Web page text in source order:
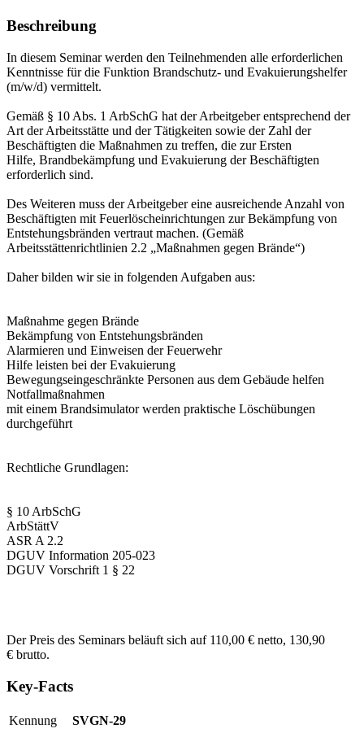
Beschreibung
In diesem Seminar werden den Teilnehmenden alle erforderlichen
Kenntnisse für die Funktion Brandschutz- und Evakuierungshelfer
(m/w/d) vermittelt.
Gemäß § 10 Abs. 1 ArbSchG hat der Arbeitgeber entsprechend der
Art der Arbeitsstätte und der Tätigkeiten sowie der Zahl der
Beschäftigten die Maßnahmen zu treffen, die zur Ersten
Hilfe, Brandbekämpfung und Evakuierung der Beschäftigten
erforderlich sind.
Des Weiteren muss der Arbeitgeber eine ausreichende Anzahl von
Beschäftigten mit Feuerlöscheinrichtungen zur Bekämpfung von
Entstehungsbränden vertraut machen. (Gemäß
Arbeitsstättenrichtlinien 2.2 „Maßnahmen gegen Brände“)
Daher bilden wir sie in folgenden Aufgaben aus:
Maßnahme gegen Brände
Bekämpfung von Entstehungsbränden
Alarmieren und Einweisen der Feuerwehr
Hilfe leisten bei der Evakuierung
Bewegungseingeschränkte Personen aus dem Gebäude helfen
Notfallmaßnahmen
mit einem Brandsimulator werden praktische Löschübungen
durchgeführt
Rechtliche Grundlagen:
§ 10 ArbSchG
ArbStättV
ASR A 2.2
DGUV Information 205-023
DGUV Vorschrift 1 § 22
Der Preis des Seminars beläuft sich auf 110,00 € netto, 130,90
€ brutto.
Key-Facts
Kennung
SVGN-29